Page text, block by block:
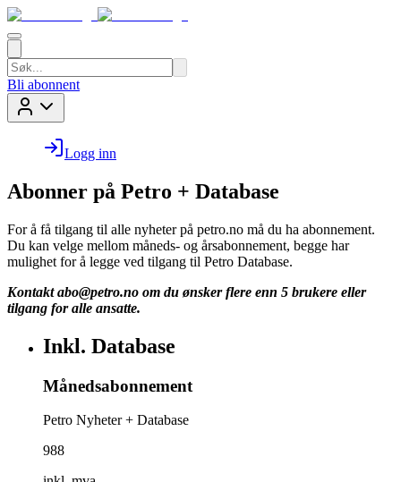
Bli abonnent
Logg inn
Abonner på Petro + Database
For å få tilgang til alle nyheter på petro.no må du ha abonnement.
Du kan velge mellom måneds- og årsabonnement, begge har
mulighet for å legge ved tilgang til Petro Database.
Kontakt abo@petro.no om du ønsker flere enn 5 brukere eller
tilgang for alle ansatte.
Inkl. Database
Månedsabonnement
Petro Nyheter + Database
988